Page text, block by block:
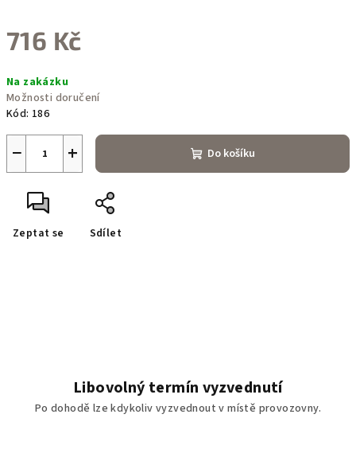
716 Kč
cena:
Na zakázku
Možnosti doručení
Kód: 186
+
− Do košíku
Zeptat se Sdílet
Libovolný termín vyzvednutí
Po dohodě lze kdykoliv vyzvednout v místě provozovny.